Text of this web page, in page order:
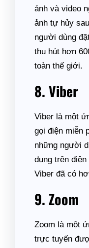
ảnh và video
ảnh tự hủy
người dùng
thu hút hơn
toàn thế giới.
8. Viber
Viber là một
gọi điện miễn
những người
dụng trên
Viber đã có
9. Zoom
Zoom là một
trực tuyến